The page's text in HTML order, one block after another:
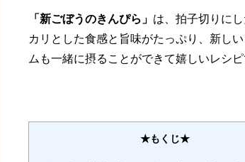
「新ごぼうのきんぴら」 は、拍子切りに
カリとした食感と旨味がたっぷり、新し
ムも一緒に摂ることができて嬉しいレシピ
★もくじ★